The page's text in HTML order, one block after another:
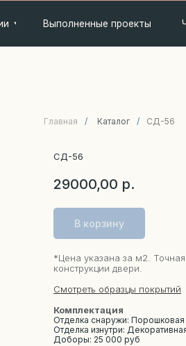
Частые
Выполненные проекты
Главная / Каталог / СД-56
СД-56
29000,00 р.
В корзину
*Цена указана за м2.
конструкции двери.
Смотреть образцы покрытий
Комплектация
Отделка снаружи:
Отделка изнутри:
Доборы: 25 000 руб